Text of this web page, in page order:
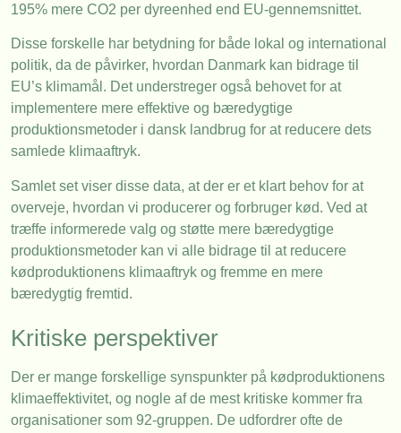
195% mere CO2 per dyreenhed end EU-gennemsnittet.
Disse forskelle har betydning for både lokal og international
politik, da de påvirker, hvordan Danmark kan bidrage til
EU’s klimamål. Det understreger også behovet for at
implementere mere effektive og bæredygtige
produktionsmetoder i dansk landbrug for at reducere dets
samlede klimaaftryk.
Samlet set viser disse data, at der er et klart behov for at
overveje, hvordan vi producerer og forbruger kød. Ved at
træffe informerede valg og støtte mere bæredygtige
produktionsmetoder kan vi alle bidrage til at reducere
kødproduktionens klimaaftryk og fremme en mere
bæredygtig fremtid.
Kritiske perspektiver
Der er mange forskellige synspunkter på kødproduktionens
klimaeffektivitet, og nogle af de mest kritiske kommer fra
organisationer som 92-gruppen. De udfordrer ofte de